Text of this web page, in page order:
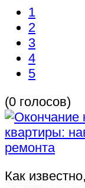
1
2
3
4
5
(0 голосов)
Как